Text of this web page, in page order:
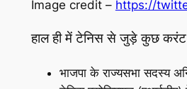
Image credit – https://
हाल ही में टेनिस से जुड़े कुछ
भाजपा के राज्यसभा सदस्य